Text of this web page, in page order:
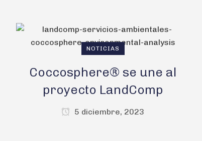
NOTICIAS
Coccosphere® se une al
proyecto LandComp
5 diciembre, 2023